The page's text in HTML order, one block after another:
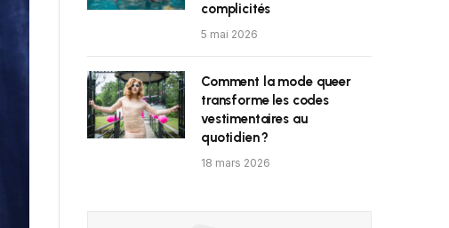
complicités
5 mai 2026
Comment la mode queer
transforme les codes
vestimentaires au
quotidien ?
18 mars 2026